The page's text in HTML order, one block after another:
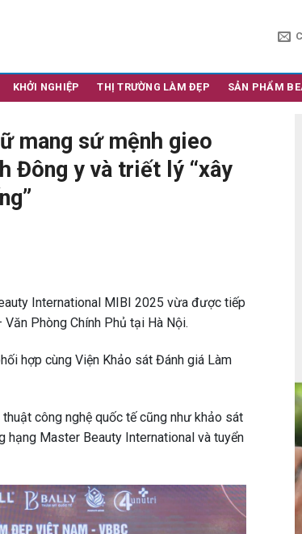
KHỞI NGHIỆP THỊ TRƯỜNG LÀM ĐẸP SẢN PHẨM
mang sứ mệnh gieo
Đông y và triết lý “xây
International MIBI 2025 vừa được tiếp
Phòng Chính Phủ tại Hà Nội.
hợp cùng Viện Khảo sát Đánh giá Làm
công nghệ quốc tế cũng như khảo sát
hạng Master Beauty International và tuyển